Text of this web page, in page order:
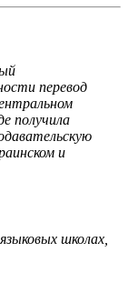
перевод
получила
и
школах,